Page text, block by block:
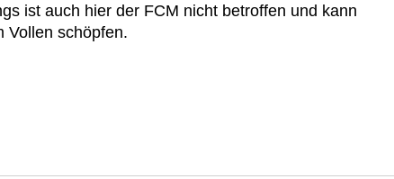
ist auch hier der FCM nicht betroffen und kann
Vollen schöpfen.